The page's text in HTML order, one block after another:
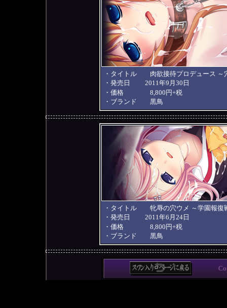
・タイトル 肉欲接待プロデュース ～
・発売日 2011年9月30日
・価格 8,800円+税
・ブランド 黒鳥
・タイトル 牝辱の穴ウメ ～学園報復
・発売日 2011年6月24日
・価格 8,800円+税
・ブランド 黒鳥